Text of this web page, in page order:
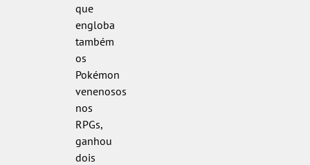
que
engloba
também
os
Pokémon
venenosos
nos
RPGs,
ganhou
dois